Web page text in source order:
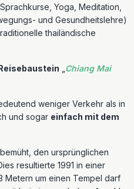
Yoga, Meditation,
und Gesundheitslehre)
thailändische
Chiang Mai
weniger Verkehr als in
und sogar einfach mit dem
den ursprünglichen
resultierte 1991 in einer
Metern um einen Tempel darf